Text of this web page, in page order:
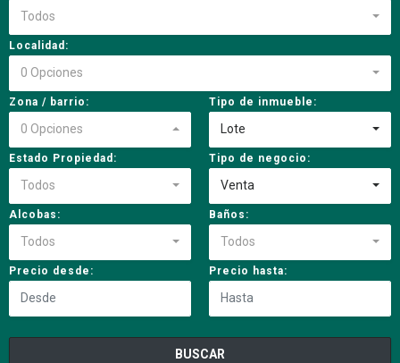
Todos
Localidad:
0 Opciones
Zona / barrio:
0 Opciones
Tipo de inmueble:
Lote
Estado Propiedad:
Todos
Tipo de negocio:
Venta
Alcobas:
Todos
Baños:
Todos
Precio desde: Precio hasta:
BUSCAR